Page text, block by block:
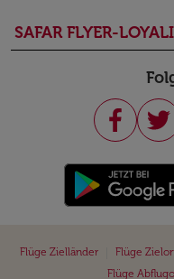
SAFAR FLYER-
Flüge Zielländer Flüge
Flüge